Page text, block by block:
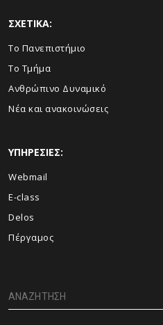
ΣΧΕΤΙΚΑ:
Το Πανεπιστήμιο
Το Τμήμα
Ανθρώπινο Δυναμικό
Νέα και ανακοινώσεις
ΥΠΗΡΕΣΙΕΣ:
Webmail
E-class
Delos
Πέργαμος